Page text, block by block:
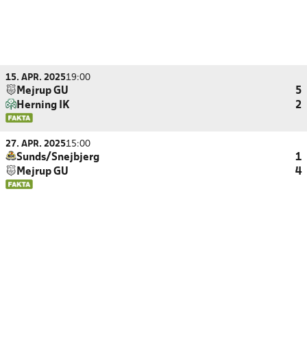
15. APR. 202519:00
Mejrup GU
5
Herning IK
2
27. APR. 202515:00
Sunds/Snejbjerg
1
Mejrup GU
4